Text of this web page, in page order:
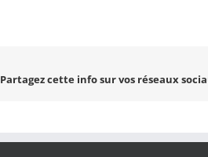
Partagez cette info sur vos réseaux